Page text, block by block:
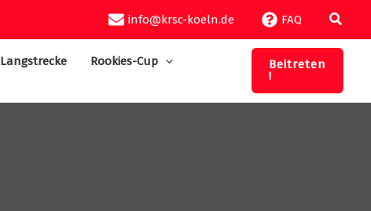
info@krsc-koeln.de FAQ
Langstrecke
Rookies-Cup
Beitreten
!